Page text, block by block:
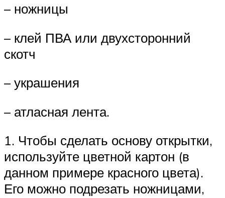
– ножницы
– клей ПВА или двухсторонний
скотч
– украшения
– атласная лента.
1. Чтобы сделать основу открытки,
используйте цветной картон (в
данном примере красного цвета).
Его можно подрезать ножницами,